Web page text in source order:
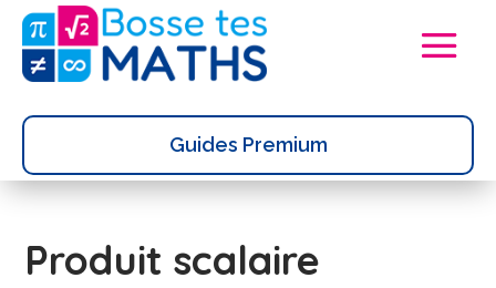
Guides Premium
Produit scalaire